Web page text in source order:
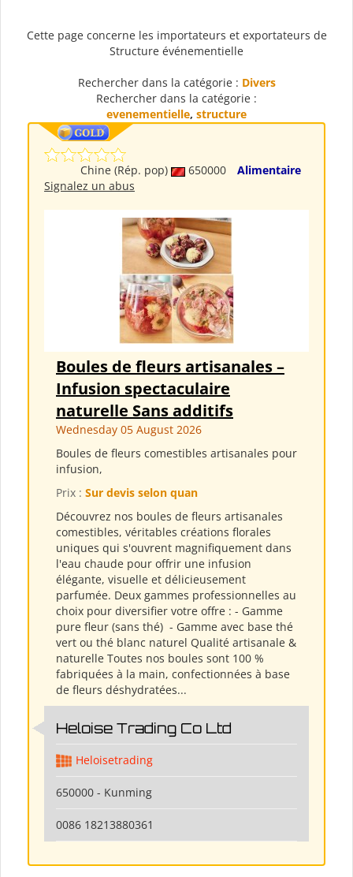
Cette page concerne les importateurs et exportateurs de
Structure événementielle
Rechercher dans la catégorie : Divers
Rechercher dans la catégorie :
evenementielle, structure
Chine (Rép. pop) 650000
Alimentaire
Signalez un abus
Boules de fleurs artisanales –
Infusion spectaculaire
naturelle Sans additifs
Wednesday 05 August 2026
Boules de fleurs comestibles artisanales pour
infusion,
Prix : Sur devis selon quan
Découvrez nos boules de fleurs artisanales
comestibles, véritables créations florales
uniques qui s'ouvrent magnifiquement dans
l'eau chaude pour offrir une infusion
élégante, visuelle et délicieusement
parfumée. Deux gammes professionnelles au
choix pour diversifier votre offre : - Gamme
pure fleur (sans thé) ​ - Gamme avec base thé
vert ou thé blanc naturel Qualité artisanale &
naturelle Toutes nos boules sont 100 %
fabriquées à la main, confectionnées à base
de fleurs déshydratées...
Heloise Trading Co Ltd
Heloisetrading
650000 - Kunming
0086 18213880361